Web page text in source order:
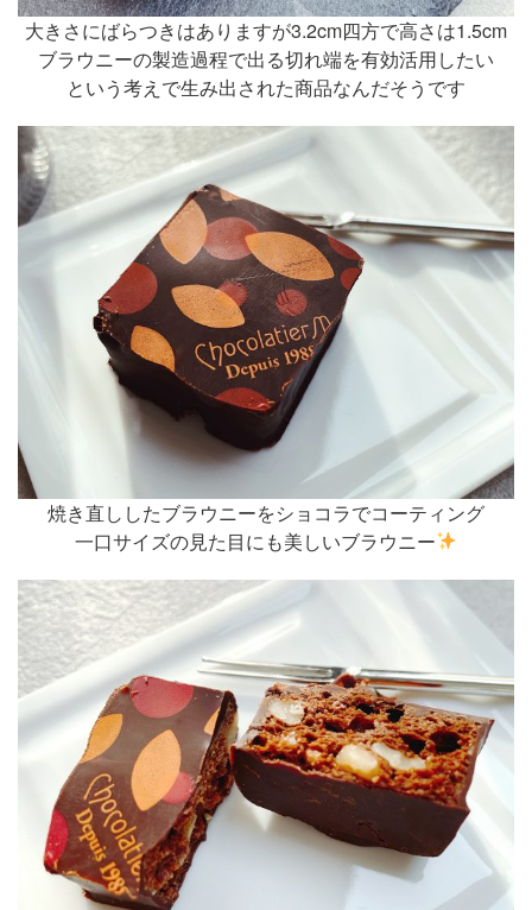
大きさにばらつきはありますが3.2cm四方で高さは1.5cm
ブラウニーの製造過程で出る切れ端を有効活用したい
という考えで生み出された商品なんだそうです
焼き直ししたブラウニーをショコラでコーティング
一口サイズの見た目にも美しいブラウニー